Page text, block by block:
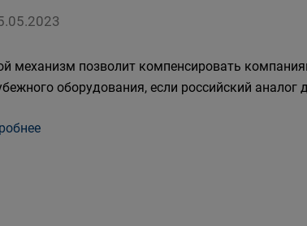
механизм позволит компенсировать
оборудования, если российский аналог